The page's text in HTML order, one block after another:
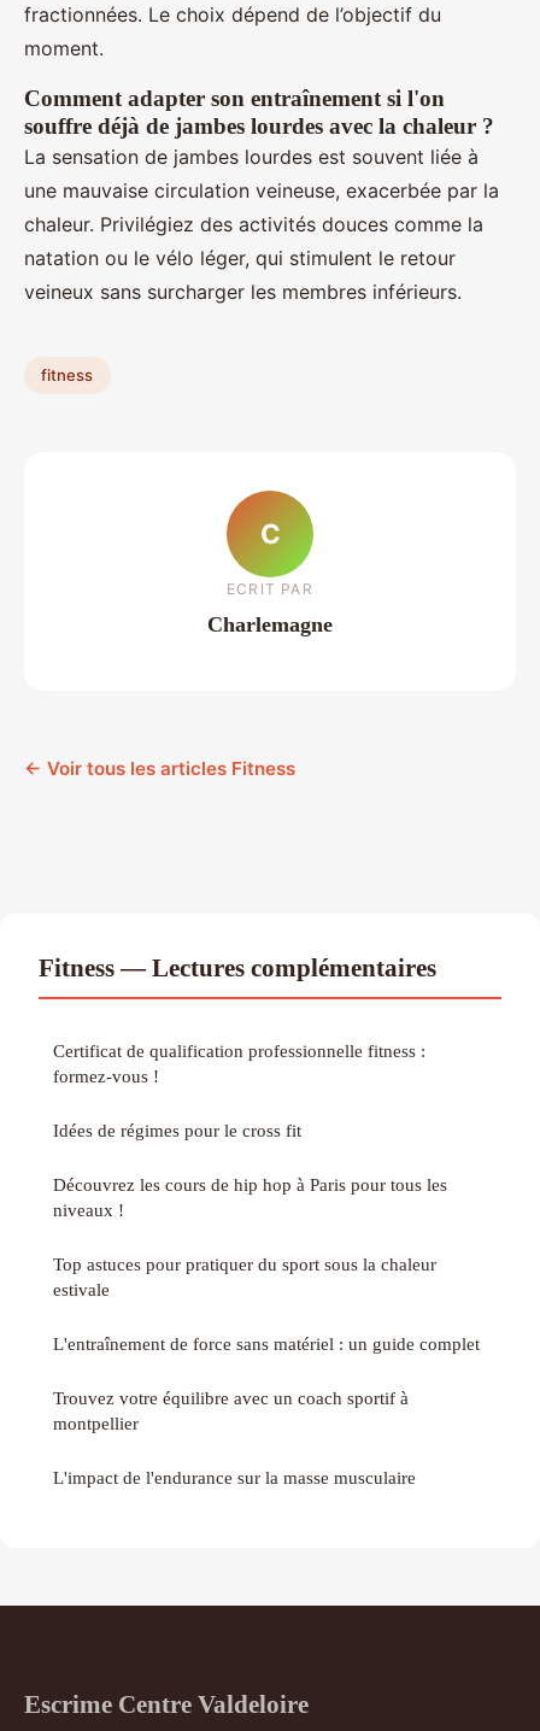
fractionnées. Le choix dépend de l’objectif du
moment.
Comment adapter son entraînement si l'on
souffre déjà de jambes lourdes avec la chaleur ?
La sensation de jambes lourdes est souvent liée à
une mauvaise circulation veineuse, exacerbée par la
chaleur. Privilégiez des activités douces comme la
natation ou le vélo léger, qui stimulent le retour
veineux sans surcharger les membres inférieurs.
fitness
C
ECRIT PAR
Charlemagne
← Voir tous les articles Fitness
Fitness — Lectures complémentaires
Certificat de qualification professionnelle fitness :
formez-vous !
Idées de régimes pour le cross fit
Découvrez les cours de hip hop à Paris pour tous les
niveaux !
Top astuces pour pratiquer du sport sous la chaleur
estivale
L'entraînement de force sans matériel : un guide complet
Trouvez votre équilibre avec un coach sportif à
montpellier
L'impact de l'endurance sur la masse musculaire
Escrime Centre Valdeloire